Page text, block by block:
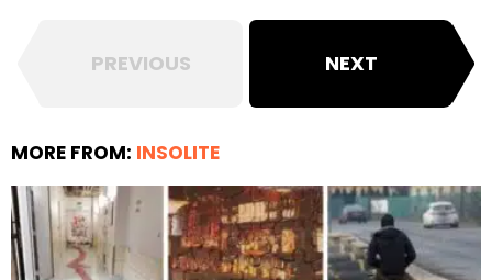
PREVIOUS NEXT
MORE FROM: INSOLITE